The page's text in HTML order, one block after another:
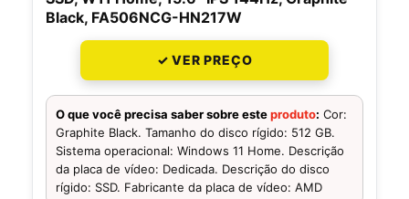
Black, FA506NCG-HN217W
✓ VER PREÇO
O que você precisa saber sobre esteproduto: Cor:
Graphite Black. Tamanho do disco rígido: 512 GB.
Sistema operacional: Windows 11 Home. Descrição
da placa de vídeo: Dedicada. Descrição do disco
rígido: SSD. Fabricante da placa de vídeo: AMD